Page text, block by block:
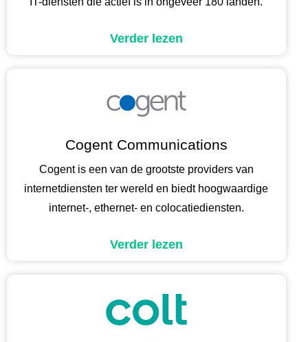
Verder lezen
Cogent Communications
Cogent is een van de grootste providers van
internetdiensten ter wereld en biedt hoogwaardige
internet-, ethernet- en colocatiediensten.
Verder lezen